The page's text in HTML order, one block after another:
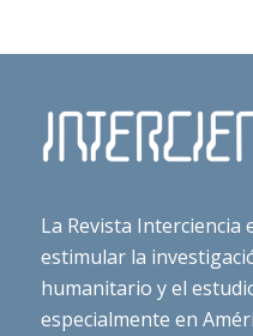
La Revista Interciencia
estimular la
humanitario y el
especialmente en